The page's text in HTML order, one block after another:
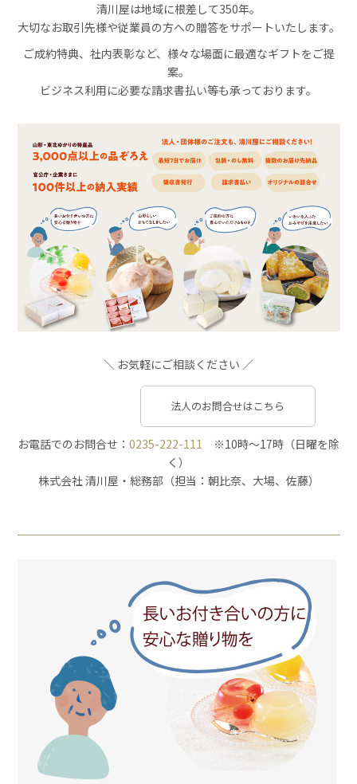
清川屋は地域に根差して350年。
大切なお取引先様や従業員の方への贈答をサポートいたします。
ご成約特典、社内表彰など、様々な場面に最適なギフトをご提
案。
ビジネス利用に必要な請求書払い等も承っております。
＼ お気軽にご相談ください ／
法人のお問合せはこちら
お電話でのお問合せ： 0235-222-111
※10時～17時（日曜を除
く）
株式会社 清川屋・総務部（担当：朝比奈、大場、佐藤）